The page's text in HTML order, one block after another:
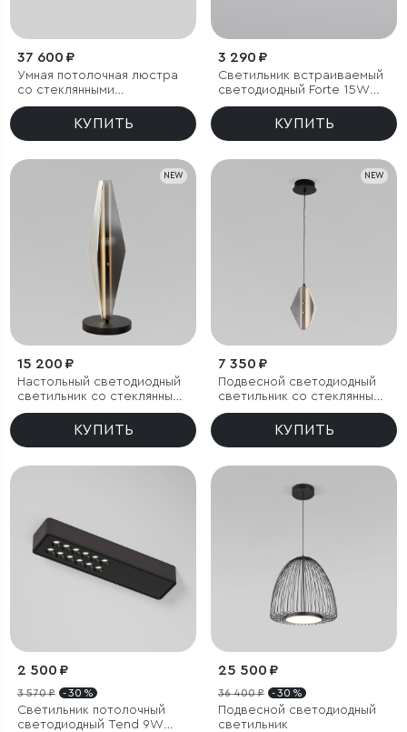
37 600 ₽
Умная потолочная люстра
со стеклянными
фактурными плафонами
КУПИТЬ
3 290 ₽
Светильник встраиваемый
светодиодный Forte 15W
4000K титан
КУПИТЬ
NEW
15 200 ₽
Настольный светодиодный
светильник со стеклянным
плафоном
КУПИТЬ
NEW
7 350 ₽
Подвесной светодиодный
светильник со стеклянным
плафоном
КУПИТЬ
2 500 ₽
3 570 ₽ - 30 %
Светильник потолочный
светодиодный Tend 9W
25 500 ₽
36 400 ₽ - 30 %
Подвесной светодиодный
светильник